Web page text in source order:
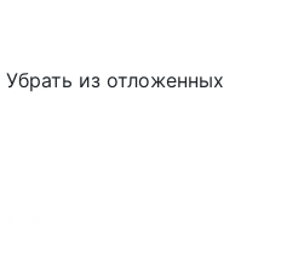
Убрать из отложенных